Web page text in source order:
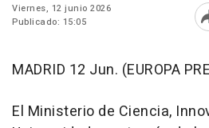
Viernes, 12 junio 2026
Publicado: 15:05
MADRID 12 Jun. (EUROPA
El Ministerio de Ciencia,